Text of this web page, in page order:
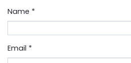
Name *
Email *